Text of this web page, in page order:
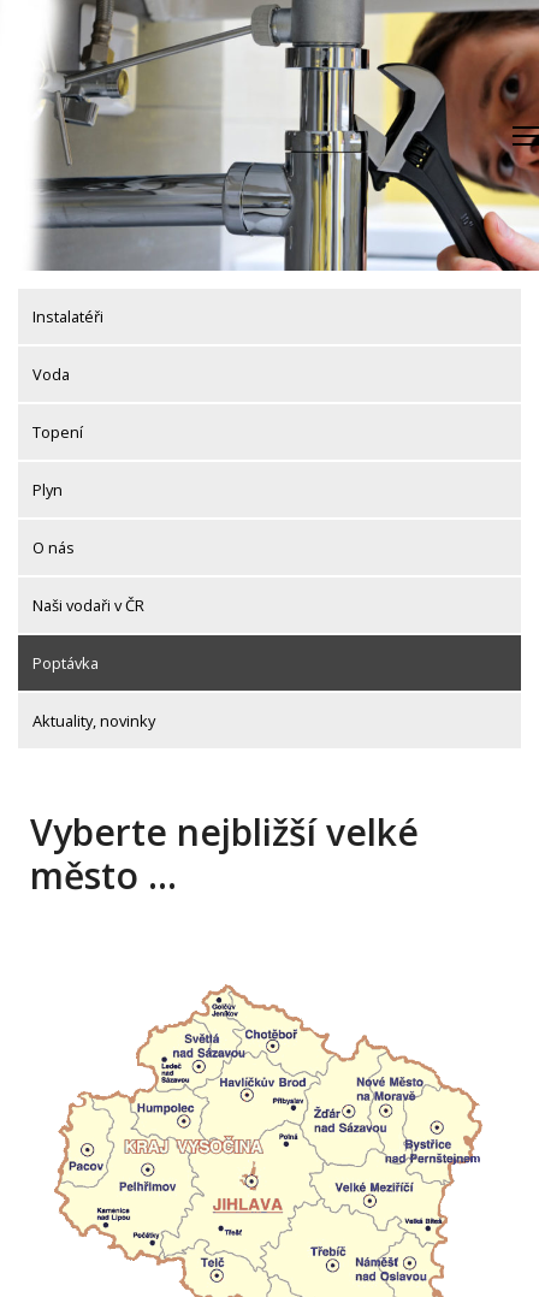
content
Instalatéři
Voda
Topení
Plyn
O nás
Naši vodaři v ČR
Poptávka
Aktuality, novinky
Vyberte nejbližší velké
město …